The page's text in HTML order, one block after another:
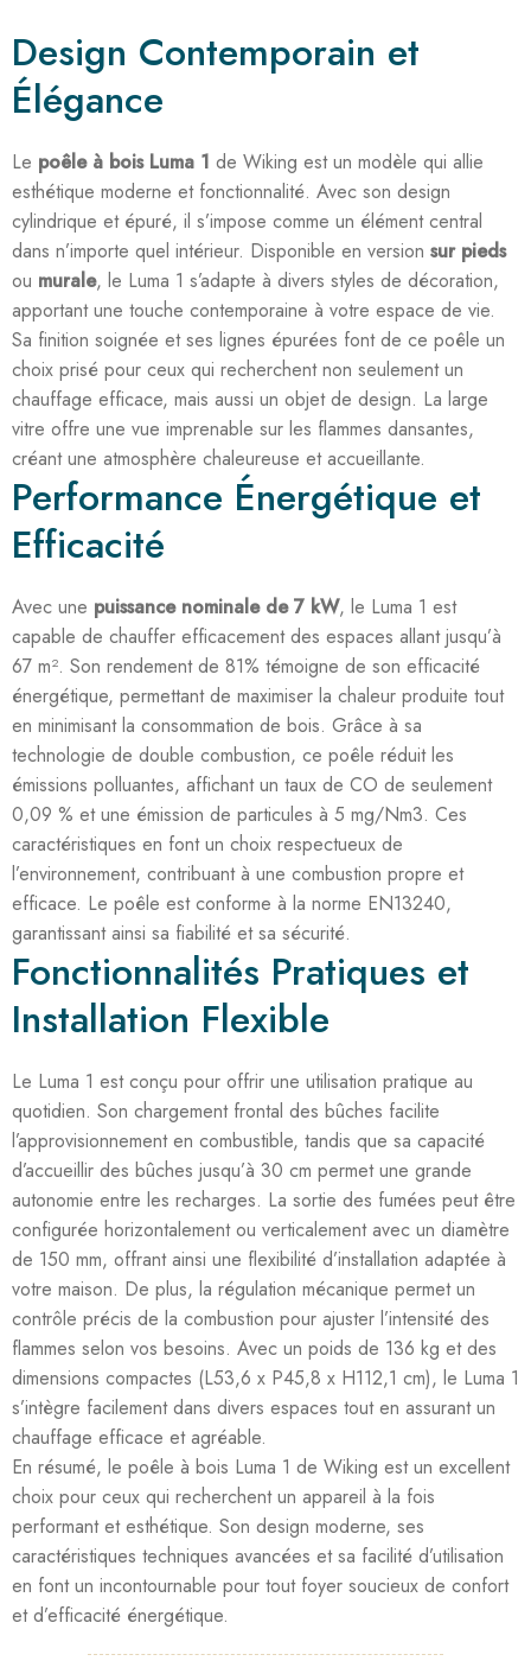
Design Contemporain et
Élégance
Le poêle à bois Luma 1 de Wiking est un modèle qui allie
esthétique moderne et fonctionnalité. Avec son design
cylindrique et épuré, il s’impose comme un élément central
dans n’importe quel intérieur. Disponible en version sur pieds
ou murale, le Luma 1 s’adapte à divers styles de décoration,
apportant une touche contemporaine à votre espace de vie.
Sa finition soignée et ses lignes épurées font de ce poêle un
choix prisé pour ceux qui recherchent non seulement un
chauffage efficace, mais aussi un objet de design. La large
vitre offre une vue imprenable sur les flammes dansantes,
créant une atmosphère chaleureuse et accueillante.
Performance Énergétique et
Efficacité
Avec une puissance nominale de 7 kW, le Luma 1 est
capable de chauffer efficacement des espaces allant jusqu’à
67 m². Son rendement de 81% témoigne de son efficacité
énergétique, permettant de maximiser la chaleur produite tout
en minimisant la consommation de bois. Grâce à sa
technologie de double combustion, ce poêle réduit les
émissions polluantes, affichant un taux de CO de seulement
0,09 % et une émission de particules à 5 mg/Nm3. Ces
caractéristiques en font un choix respectueux de
l’environnement, contribuant à une combustion propre et
efficace. Le poêle est conforme à la norme EN13240,
garantissant ainsi sa fiabilité et sa sécurité.
Fonctionnalités Pratiques et
Installation Flexible
Le Luma 1 est conçu pour offrir une utilisation pratique au
quotidien. Son chargement frontal des bûches facilite
l’approvisionnement en combustible, tandis que sa capacité
d’accueillir des bûches jusqu’à 30 cm permet une grande
autonomie entre les recharges. La sortie des fumées peut être
configurée horizontalement ou verticalement avec un diamètre
de 150 mm, offrant ainsi une flexibilité d’installation adaptée à
votre maison. De plus, la régulation mécanique permet un
contrôle précis de la combustion pour ajuster l’intensité des
flammes selon vos besoins. Avec un poids de 136 kg et des
dimensions compactes (L53,6 x P45,8 x H112,1 cm), le Luma 1
s’intègre facilement dans divers espaces tout en assurant un
chauffage efficace et agréable.
En résumé, le poêle à bois Luma 1 de Wiking est un excellent
choix pour ceux qui recherchent un appareil à la fois
performant et esthétique. Son design moderne, ses
caractéristiques techniques avancées et sa facilité d’utilisation
en font un incontournable pour tout foyer soucieux de confort
et d’efficacité énergétique.